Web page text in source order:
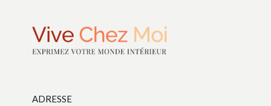
ADRESSE